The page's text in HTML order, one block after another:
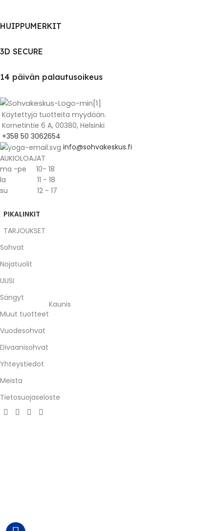
HUIPPUMERKIT
3D SECURE
14 päivän palautusoikeus
Käytettyjä tuotteita myydään.
Kornetintie 6 A, 00380, Helsinki
+358 50 3062654
info@sohvakeskus.fi
AUKIOLOAJAT
ma -pe 10- 18
la 11 - 18
su 12 - 17
PIKALINKIT
TARJOUKSET
Sohvat
Nojatuolit
UUSI
Sängyt
Muut tuotteet
Kaunis
Vuodesohvat
Divaanisohvat
Yhteystiedot
Meista
Tietosuojaseloste